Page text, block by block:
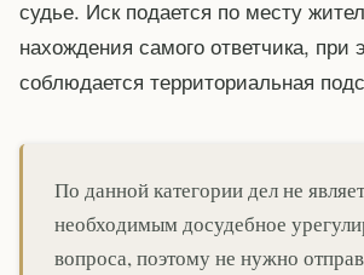
судье. Иск подается по месту
нахождения самого ответчика, при
соблюдается территориальная
По данной категории дел не
необходимым досудебное
вопроса, поэтому не нужно